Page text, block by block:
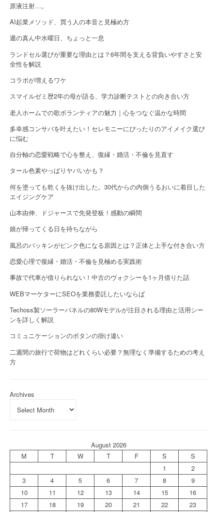
a
t
i
o
n
原液注射…。
AI起業メソッド、買う人の本音と見極め方
週の真ん中水曜日、ちょっと一息
ランドセル選びが重要な理由とは？6年間を支える背負いやすさと安
全性を解説
コラボが増えるワケ
スマイルゼミ歴2年の母が語る、学力診断テストとの向き合い方
老人ホームでの歌ボランティアの魅力｜心をつなぐ温かな時間
多幸感コンサバを叶えたい！セレモニーにぴったりのアイメイク選び
に悩む
自分軸の恋愛戦略で心を整え、復縁・婚活・不倫を見直す
タール色素やっぱりヤバいかも？
何を塗っても乾くを抜け出した。30代からの内側うるおいに着目した
エイジングケア
山本由伸、ドジャースで先発登板！感動の瞬間
娘が帰ってくる日を待ちながら
風呂のパッキンがピンク色になる原因とは？正体と上手な付き合い方
恋愛心理で復縁・婚活・不倫を見極める実践術
事故で代車が借りられない！中古のヴォクシーを1ヶ月借りた話
WEBマーケターにSEOを業務委託したいならば
Techoss製ソーラーパネルの80Wモデルが注目される理由と活用シー
ンを詳しく解説
コミュニケーションのボタンの掛け違い
二週間の旅行で荷物はどれくらい必要？無理なく準備するための考え
方
Archives
August 2026
M
T W T F S
S
1
2
3
4 5 6 7 8
9
10
11 12 13 14 15
16
17
18 19 20 21 22 23